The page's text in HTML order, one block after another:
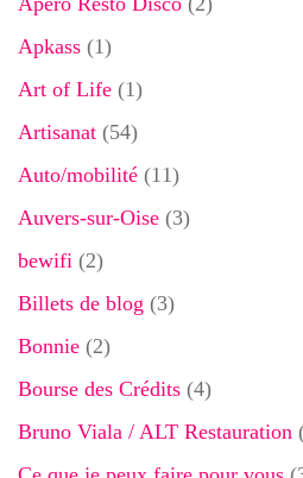
Apkass (1)
Art of Life (1)
Artisanat (54)
Auto/mobilité (11)
Auvers-sur-Oise (3)
bewifi (2)
Billets de blog (3)
Bonnie (2)
Bourse des Crédits (4)
Bruno Viala / ALT Restauration